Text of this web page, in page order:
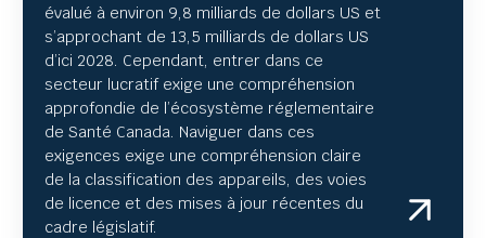
évalué à environ 9,8 milliards de dollars US et
s’approchant de 13,5 milliards de dollars US
d’ici 2028. Cependant, entrer dans ce
secteur lucratif exige une compréhension
approfondie de l’écosystème réglementaire
de Santé Canada. Naviguer dans ces
exigences exige une compréhension claire
de la classification des appareils, des voies
de licence et des mises à jour récentes du
cadre législatif.